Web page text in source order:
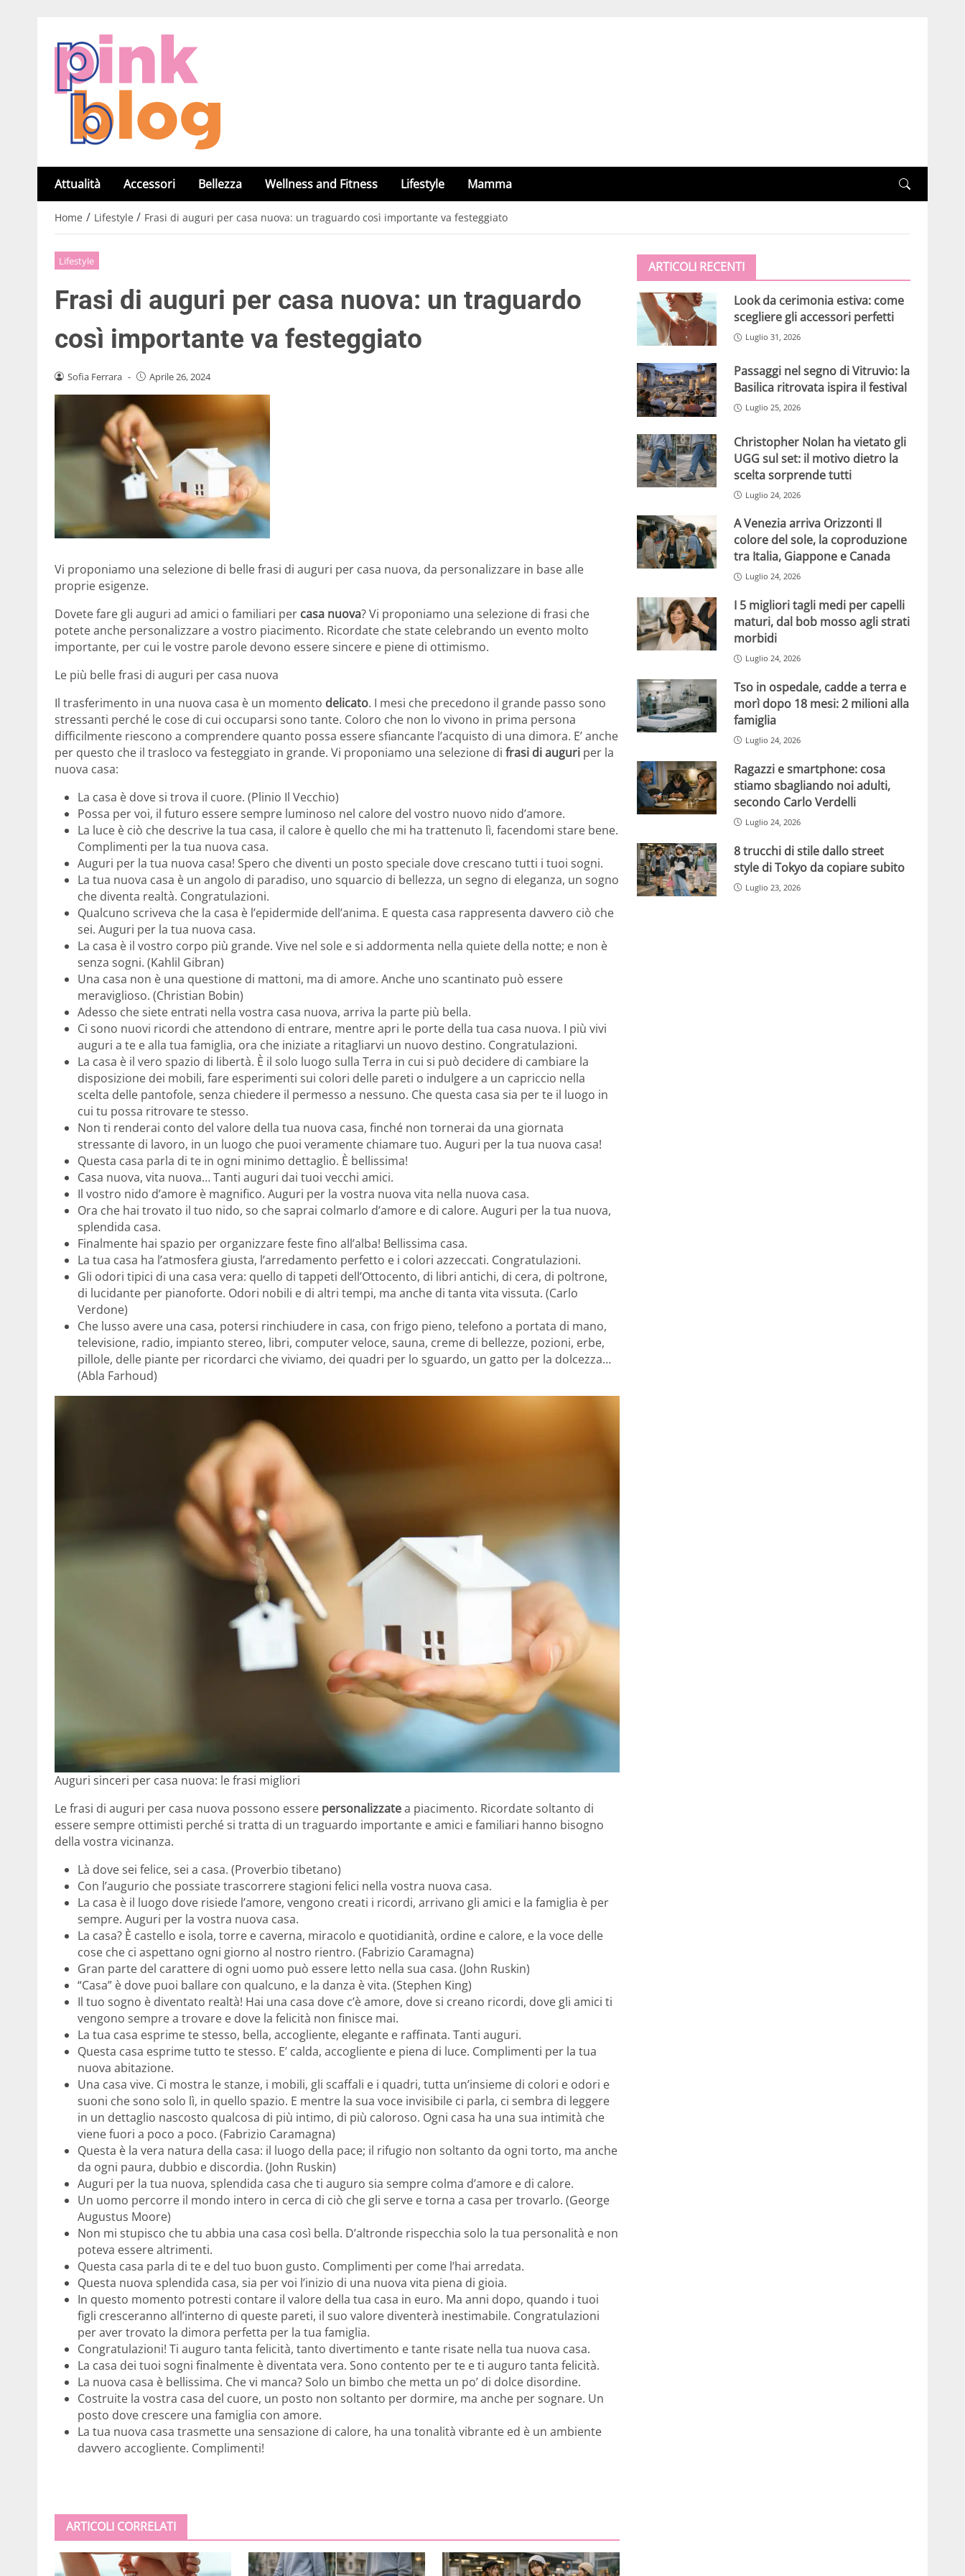
Attualità Accessori Bellezza Wellness and Fitness Lifestyle Mamma
Home / Lifestyle / Frasi di auguri per casa nuova: un traguardo così importante va festeggiato
Lifestyle
Frasi di auguri per casa nuova: un traguardo
così importante va festeggiato
Sofia Ferrara - Aprile 26, 2024
Vi proponiamo una selezione di belle frasi di auguri per casa nuova, da personalizzare in base alle
proprie esigenze.
Dovete fare gli auguri ad amici o familiari per casa nuova? Vi proponiamo una selezione di frasi che
potete anche personalizzare a vostro piacimento. Ricordate che state celebrando un evento molto
importante, per cui le vostre parole devono essere sincere e piene di ottimismo.
Le più belle frasi di auguri per casa nuova
Il trasferimento in una nuova casa è un momento delicato. I mesi che precedono il grande passo sono
stressanti perché le cose di cui occuparsi sono tante. Coloro che non lo vivono in prima persona
difficilmente riescono a comprendere quanto possa essere sfiancante l’acquisto di una dimora. E’ anche
per questo che il trasloco va festeggiato in grande. Vi proponiamo una selezione di frasi di auguri per la
nuova casa:
La casa è dove si trova il cuore. (Plinio Il Vecchio)
Possa per voi, il futuro essere sempre luminoso nel calore del vostro nuovo nido d’amore.
La luce è ciò che descrive la tua casa, il calore è quello che mi ha trattenuto lì, facendomi stare bene.
Complimenti per la tua nuova casa.
Auguri per la tua nuova casa! Spero che diventi un posto speciale dove crescano tutti i tuoi sogni.
La tua nuova casa è un angolo di paradiso, uno squarcio di bellezza, un segno di eleganza, un sogno
che diventa realtà. Congratulazioni.
Qualcuno scriveva che la casa è l’epidermide dell’anima. E questa casa rappresenta davvero ciò che
sei. Auguri per la tua nuova casa.
La casa è il vostro corpo più grande. Vive nel sole e si addormenta nella quiete della notte; e non è
senza sogni. (Kahlil Gibran)
Una casa non è una questione di mattoni, ma di amore. Anche uno scantinato può essere
meraviglioso. (Christian Bobin)
Adesso che siete entrati nella vostra casa nuova, arriva la parte più bella.
Ci sono nuovi ricordi che attendono di entrare, mentre apri le porte della tua casa nuova. I più vivi
auguri a te e alla tua famiglia, ora che iniziate a ritagliarvi un nuovo destino. Congratulazioni.
La casa è il vero spazio di libertà. È il solo luogo sulla Terra in cui si può decidere di cambiare la
disposizione dei mobili, fare esperimenti sui colori delle pareti o indulgere a un capriccio nella
scelta delle pantofole, senza chiedere il permesso a nessuno. Che questa casa sia per te il luogo in
cui tu possa ritrovare te stesso.
Non ti renderai conto del valore della tua nuova casa, finché non tornerai da una giornata
stressante di lavoro, in un luogo che puoi veramente chiamare tuo. Auguri per la tua nuova casa!
Questa casa parla di te in ogni minimo dettaglio. È bellissima!
Casa nuova, vita nuova… Tanti auguri dai tuoi vecchi amici.
Il vostro nido d’amore è magnifico. Auguri per la vostra nuova vita nella nuova casa.
Ora che hai trovato il tuo nido, so che saprai colmarlo d’amore e di calore. Auguri per la tua nuova,
splendida casa.
Finalmente hai spazio per organizzare feste fino all’alba! Bellissima casa.
La tua casa ha l’atmosfera giusta, l’arredamento perfetto e i colori azzeccati. Congratulazioni.
Gli odori tipici di una casa vera: quello di tappeti dell’Ottocento, di libri antichi, di cera, di poltrone,
di lucidante per pianoforte. Odori nobili e di altri tempi, ma anche di tanta vita vissuta. (Carlo
Verdone)
Che lusso avere una casa, potersi rinchiudere in casa, con frigo pieno, telefono a portata di mano,
televisione, radio, impianto stereo, libri, computer veloce, sauna, creme di bellezze, pozioni, erbe,
pillole, delle piante per ricordarci che viviamo, dei quadri per lo sguardo, un gatto per la dolcezza…
(Abla Farhoud)
Auguri sinceri per casa nuova: le frasi migliori
Le frasi di auguri per casa nuova possono essere personalizzatea piacimento. Ricordate soltanto di
essere sempre ottimisti perché si tratta di un traguardo importante e amici e familiari hanno bisogno
della vostra vicinanza.
Là dove sei felice, sei a casa. (Proverbio tibetano)
Con l’augurio che possiate trascorrere stagioni felici nella vostra nuova casa.
La casa è il luogo dove risiede l’amore, vengono creati i ricordi, arrivano gli amici e la famiglia è per
sempre. Auguri per la vostra nuova casa.
La casa? È castello e isola, torre e caverna, miracolo e quotidianità, ordine e calore, e la voce delle
cose che ci aspettano ogni giorno al nostro rientro. (Fabrizio Caramagna)
Gran parte del carattere di ogni uomo può essere letto nella sua casa. (John Ruskin)
“Casa” è dove puoi ballare con qualcuno, e la danza è vita. (Stephen King)
Il tuo sogno è diventato realtà! Hai una casa dove c’è amore, dove si creano ricordi, dove gli amici ti
vengono sempre a trovare e dove la felicità non finisce mai.
La tua casa esprime te stesso, bella, accogliente, elegante e raffinata. Tanti auguri.
Questa casa esprime tutto te stesso. E’ calda, accogliente e piena di luce. Complimenti per la tua
nuova abitazione.
Una casa vive. Ci mostra le stanze, i mobili, gli scaffali e i quadri, tutta un’insieme di colori e odori e
suoni che sono solo lì, in quello spazio. E mentre la sua voce invisibile ci parla, ci sembra di leggere
in un dettaglio nascosto qualcosa di più intimo, di più caloroso. Ogni casa ha una sua intimità che
viene fuori a poco a poco. (Fabrizio Caramagna)
Questa è la vera natura della casa: il luogo della pace; il rifugio non soltanto da ogni torto, ma anche
da ogni paura, dubbio e discordia. (John Ruskin)
Auguri per la tua nuova, splendida casa che ti auguro sia sempre colma d’amore e di calore.
Un uomo percorre il mondo intero in cerca di ciò che gli serve e torna a casa per trovarlo. (George
Augustus Moore)
Non mi stupisco che tu abbia una casa così bella. D’altronde rispecchia solo la tua personalità e non
poteva essere altrimenti.
Questa casa parla di te e del tuo buon gusto. Complimenti per come l’hai arredata.
Questa nuova splendida casa, sia per voi l’inizio di una nuova vita piena di gioia.
In questo momento potresti contare il valore della tua casa in euro. Ma anni dopo, quando i tuoi
figli cresceranno all’interno di queste pareti, il suo valore diventerà inestimabile. Congratulazioni
per aver trovato la dimora perfetta per la tua famiglia.
Congratulazioni! Ti auguro tanta felicità, tanto divertimento e tante risate nella tua nuova casa.
La casa dei tuoi sogni finalmente è diventata vera. Sono contento per te e ti auguro tanta felicità.
La nuova casa è bellissima. Che vi manca? Solo un bimbo che metta un po’ di dolce disordine.
Costruite la vostra casa del cuore, un posto non soltanto per dormire, ma anche per sognare. Un
posto dove crescere una famiglia con amore.
La tua nuova casa trasmette una sensazione di calore, ha una tonalità vibrante ed è un ambiente
davvero accogliente. Complimenti!
ARTICOLI CORRELATI
ARTICOLI RECENTI
Look da cerimonia estiva: come
scegliere gli accessori perfetti
Luglio 31, 2026
Passaggi nel segno di Vitruvio: la
Basilica ritrovata ispira il festival
Luglio 25, 2026
Christopher Nolan ha vietato gli
UGG sul set: il motivo dietro la
scelta sorprende tutti
Luglio 24, 2026
A Venezia arriva Orizzonti Il
colore del sole, la coproduzione
tra Italia, Giappone e Canada
Luglio 24, 2026
I 5 migliori tagli medi per capelli
maturi, dal bob mosso agli strati
morbidi
Luglio 24, 2026
Tso in ospedale, cadde a terra e
morì dopo 18 mesi: 2 milioni alla
famiglia
Luglio 24, 2026
Ragazzi e smartphone: cosa
stiamo sbagliando noi adulti,
secondo Carlo Verdelli
Luglio 24, 2026
8 trucchi di stile dallo street
style di Tokyo da copiare subito
Luglio 23, 2026